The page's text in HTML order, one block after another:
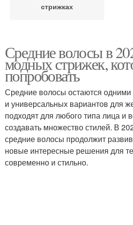
стрижках
Средние волосы в
модных стрижек,
попробовать
Средние волосы остаются
и универсальных вариантов для
подходят для любого типа лица и
создавать множество стилей. В
средние волосы продолжит
новые интересные решения для
современно и стильно.